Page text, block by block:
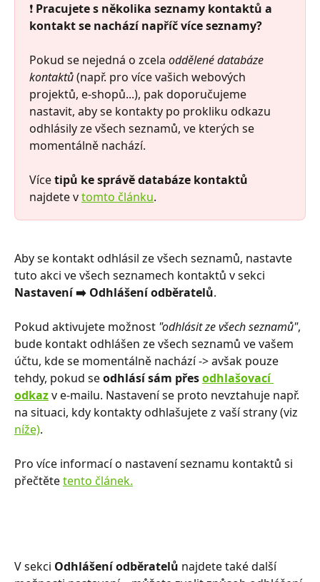
❗ Pracujete s několika seznamy kontaktů a
kontakt se nachází napříč více seznamy?
Pokud se nejedná o zcela oddělené databáze
kontaktů (např. pro více vašich webových
projektů, e-shopů...), pak doporučujeme
nastavit, aby se kontakty po prokliku odkazu
odhlásily ze všech seznamů, ve kterých se
momentálně nachází.
Více tipů ke správě databáze kontaktů
najdete v tomto článku.
Aby se kontakt odhlásil ze všech seznamů, nastavte
tuto akci ve všech seznamech kontaktů v sekci
Nastavení ➡️ Odhlášení odběratelů.
Pokud aktivujete možnost "odhlásit ze všech seznamů",
bude kontakt odhlášen ze všech seznamů ve vašem
účtu, kde se momentálně nachází -> avšak pouze
tehdy, pokud se odhlásí sám přes odhlašovací
odkaz v e-mailu. Nastavení se proto nevztahuje např.
na situaci, kdy kontakty odhlašujete z vaší strany (viz
níže).
Pro více informací o nastavení seznamu kontaktů si
přečtěte tento článek.
V sekci Odhlášení odběratelů najdete také další